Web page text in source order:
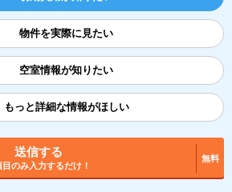
物件を実際に見たい
空室情報が知りたい
もっと詳細な情報がほしい
送信する
目のみ入力するだけ！
無料